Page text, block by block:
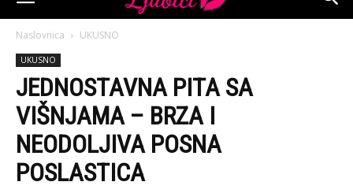
Naslovnica UKUSNO
UKUSNO
JEDNOSTAVNA PITA SA
VIŠNJAMA – BRZA I
NEODOLJIVA POSNA
POSLASTICA